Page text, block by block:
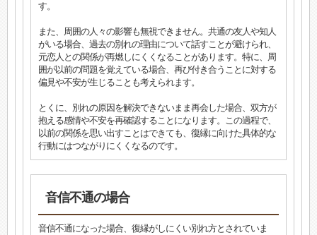
す。
また、周囲の人々の影響も無視できません。共通の友人や知人
がいる場合、過去の別れの理由について話すことが避けられ、
元恋人との関係が再燃しにくくなることがあります。特に、周
囲が以前の問題を覚えている場合、再び付き合うことに対する
偏見や不安が生じることも考えられます。
とくに、別れの原因を解決できないまま再会した場合、双方が
抱える感情や不安を再確認することになります。この過程で、
以前の関係を思い出すことはできても、復縁に向けた具体的な
行動にはつながりにくくなるのです。
音信不通の場合
音信不通になった場合、復縁がしにくい別れ方とされていま